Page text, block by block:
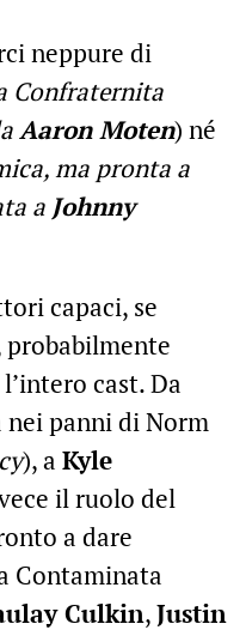
neppure di
Confraternita
Aaron Moten) né
ma pronta a
a Johnny
capaci, se
probabilmente
cast. Da
panni di Norm
), a Kyle
il ruolo del
a dare
Contaminata
Culkin,Justin